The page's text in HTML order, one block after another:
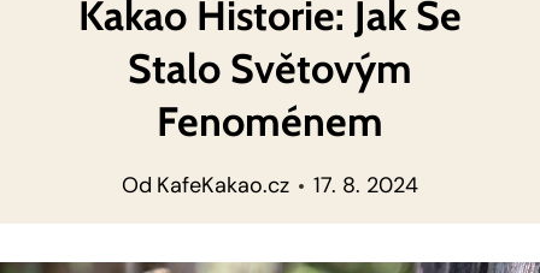
Kakao Historie: Jak Se
Stalo Světovým
Fenoménem
Od KafeKakao.cz 17. 8. 2024